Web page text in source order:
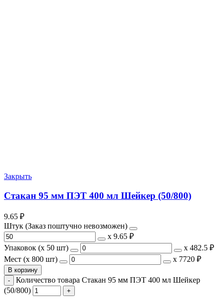
Закрыть
Стакан 95 мм ПЭТ 400 мл Шейкер (50/800)
9.65 ₽
Штук (Заказ поштучно невозможен)
х 9.65 ₽
Упаковок (x 50 шт)
х 482.5 ₽
Мест (x 800 шт)
х 7720 ₽
В корзину
Количество товара Стакан 95 мм ПЭТ 400 мл Шейкер
(50/800)